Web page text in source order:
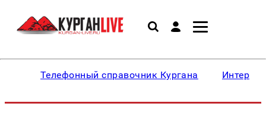
Телефонный справочник Кургана